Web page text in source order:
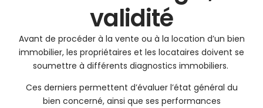
validité
Avant de procéder à la vente ou à la location d’un bien
immobilier, les propriétaires et les locataires doivent se
soumettre à différents diagnostics immobiliers.
Ces derniers permettent d’évaluer l’état général du
bien concerné, ainsi que ses performances